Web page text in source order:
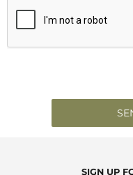
SIGN UP